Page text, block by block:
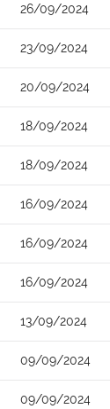
26/09/2024
23/09/2024
20/09/2024
18/09/2024
18/09/2024
16/09/2024
16/09/2024
16/09/2024
13/09/2024
09/09/2024
09/09/2024